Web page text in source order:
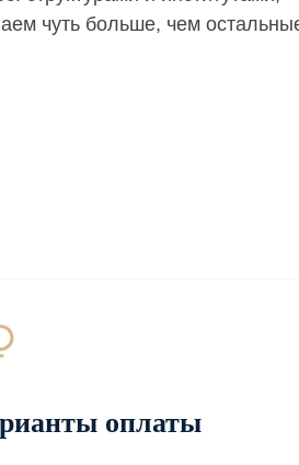
чуть больше, чем
оплаты